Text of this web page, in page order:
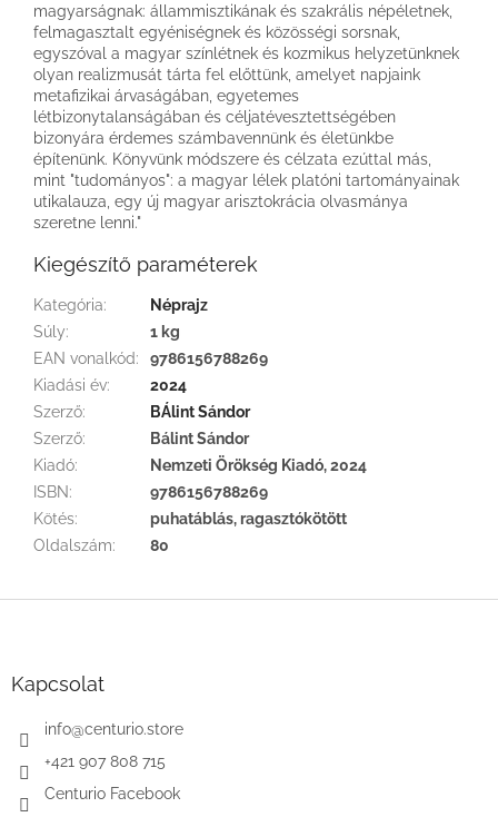
magyarságnak: állammisztikának és szakrális népéletnek,
felmagasztalt egyéniségnek és közösségi sorsnak,
egyszóval a magyar színlétnek és kozmikus helyzetünknek
olyan realizmusát tárta fel előttünk, amelyet napjaink
metafizikai árvaságában, egyetemes
létbizonytalanságában és céljatévesztettségében
bizonyára érdemes számbavennünk és életünkbe
építenünk. Könyvünk módszere és célzata ezúttal más,
mint "tudományos": a magyar lélek platóni tartományainak
utikalauza, egy új magyar arisztokrácia olvasmánya
szeretne lenni."
Kiegészítő paraméterek
Kategória:
Néprajz
Súly:
1 kg
EAN vonalkód:
9786156788269
Kiadási év:
2024
Szerző:
BÁlint Sándor
Szerző:
Bálint Sándor
Kiadó:
Nemzeti Örökség Kiadó, 2024
ISBN:
9786156788269
Kötés:
puhatáblás, ragasztókötött
Oldalszám: 80
Kapcsolat
info@centurio.store
+421 907 808 715
Centurio Facebook